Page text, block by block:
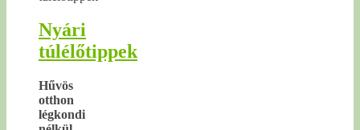
Nyári
túlélőtippek
Hűvös
otthon
légkondi